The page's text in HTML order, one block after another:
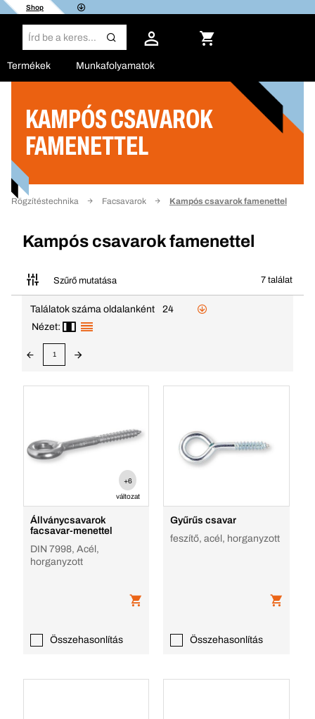
Shop
Termékek Munkafolyamatok
KAMPÓS CSAVAROK
FAMENETTEL
Rögzítéstechnika Facsavarok Kampós csavarok famenettel
Kampós csavarok famenettel
Szűrő mutatása 7 találat
Szűrő
Találatok száma oldalanként
24
Nézet:
1
+6
változat
Állványcsavarok
facsavar-menettel
DIN 7998, Acél,
horganyzott
Összehasonlítás
Gyűrűs csavar
feszítő, acél, horganyzott
Összehasonlítás